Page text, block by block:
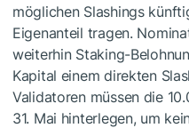
möglichen Slashings
Eigenanteil tragen.
weiterhin Staking-
Kapital einem direkten
Validatoren müssen die
31. Mai hinterlegen, um